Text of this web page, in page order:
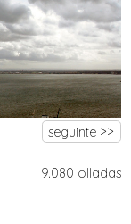
seguinte >>
9.080 olladas